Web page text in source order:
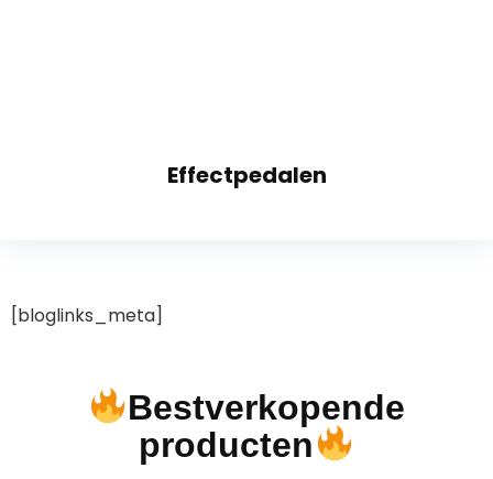
Effectpedalen
[bloglinks_meta]
Bestverkopende
producten